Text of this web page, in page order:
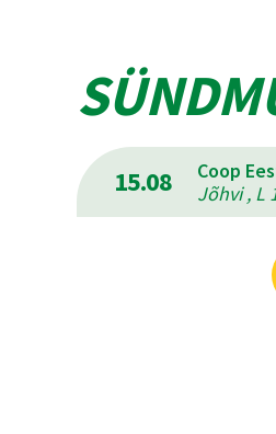
15.08
Coop
Jõhvi , L